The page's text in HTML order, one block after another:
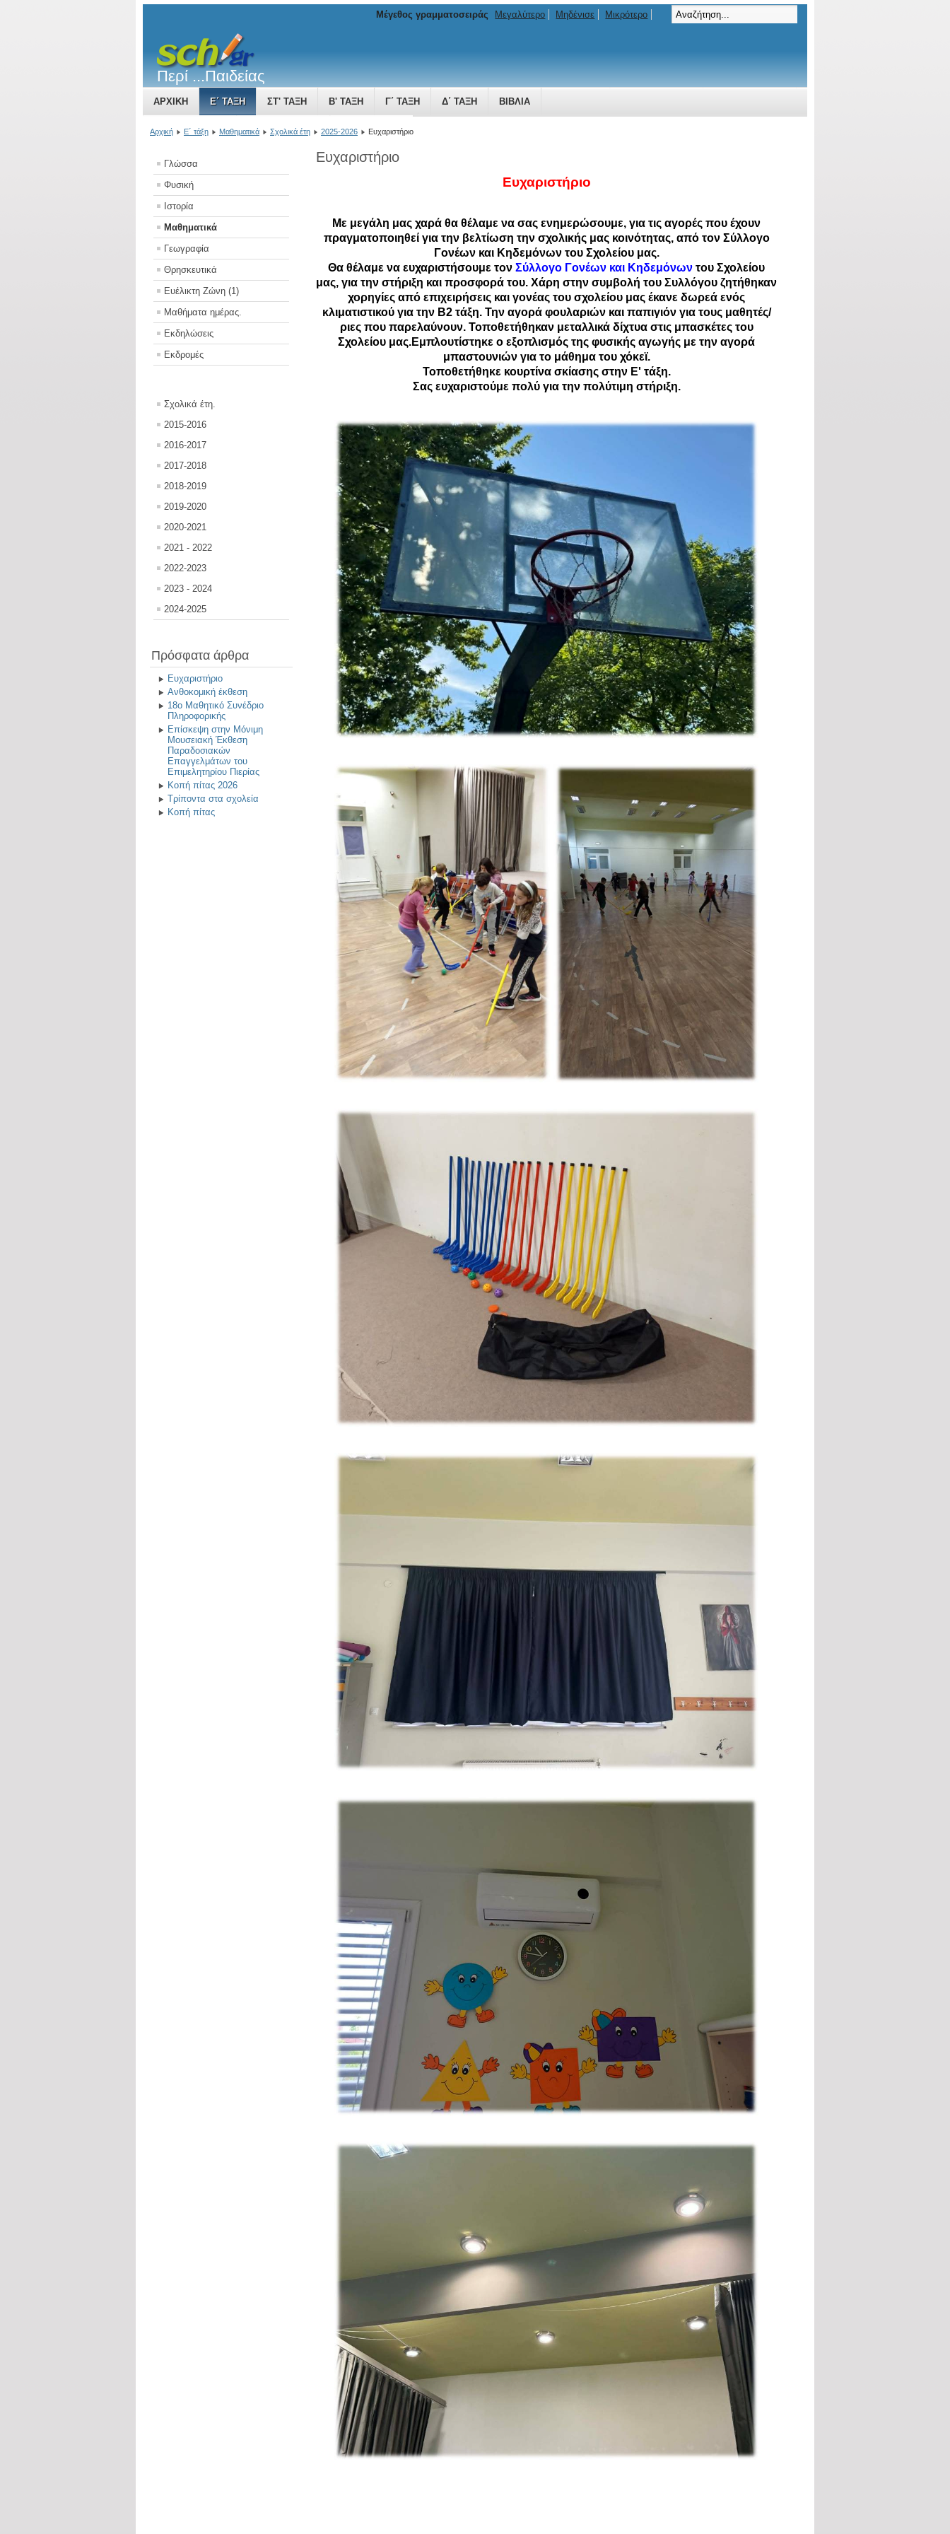
Περί ...Παιδείας
ΑΡΧΙΚΉ Ε΄ ΤΆΞΗ ΣΤ' ΤΆΞΗ Β' ΤΆΞΗ Γ΄ ΤΆΞΗ Δ΄ ΤΆΞΗ ΒΙΒΛΊΑ
ΤΟ ΒΥΖΑΝΤΙΝΌ ΚΡΆΤΟΣ ΜΙΑ ΔΎΝΑΜΗ ΠΟΥ ΜΕΓΑΛΏΝΕΙ
Μέγεθος γραμματοσειράς Μεγαλύτερο Μηδένισε Μικρότερο
Αρχική Ε΄ τάξη Μαθηματικά Σχολικά έτη 2025-2026 Ευχαριστήριο
Γλώσσα
Φυσική
Ιστορία
Μαθηματικά
Γεωγραφία
Θρησκευτικά
Ευέλικτη Ζώνη (1)
Μαθήματα ημέρας.
Εκδηλώσεις
Εκδρομές
Σχολικά έτη.
2015-2016
2016-2017
2017-2018
2018-2019
2019-2020
2020-2021
2021 - 2022
2022-2023
2023 - 2024
2024-2025
Πρόσφατα άρθρα
Ευχαριστήριο
Ανθοκομική έκθεση
18ο Μαθητικό Συνέδριο
Πληροφορικής
Επίσκεψη στην Μόνιμη
Μουσειακή Έκθεση
Παραδοσιακών
Επαγγελμάτων του
Επιμελητηρίου Πιερίας
Κοπή πίτας 2026
Τρίποντα στα σχολεία
Κοπή πίτας
Ευχαριστήριο
Ευχαριστήριο
Με μεγάλη μας χαρά θα θέλαμε να σας ενημερώσουμε, για τις αγορές που έχουν
πραγματοποιηθεί για την βελτίωση την σχολικής μας κοινότητας, από τον Σύλλογο
Γονέων και Κηδεμόνων του Σχολείου μας.
Θα θέλαμε να ευχαριστήσουμε τονΣύλλογο Γονέων και Κηδεμόνων του Σχολείου
μας, για την στήριξη και προσφορά του. Χάρη στην συμβολή του Συλλόγου ζητήθηκαν
χορηγίες από επιχειρήσεις και γονέας του σχολείου μας έκανε δωρεά ενός
κλιματιστικού για την Β2 τάξη. Την αγορά φουλαριών και παπιγιόν για τους μαθητές/
ριες που παρελαύνουν. Τοποθετήθηκαν μεταλλικά δίχτυα στις μπασκέτες του
Σχολείου μας.Εμπλουτίστηκε ο εξοπλισμός της φυσικής αγωγής με την αγορά
μπαστουνιών για το μάθημα του χόκεϊ.
Τοποθετήθηκε κουρτίνα σκίασης στην Ε' τάξη.
Σας ευχαριστούμε πολύ για την πολύτιμη στήριξη.